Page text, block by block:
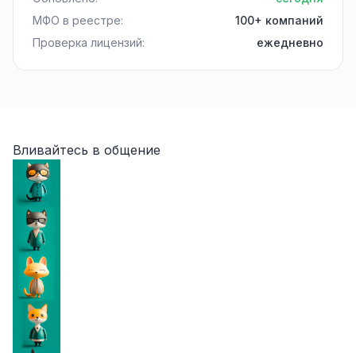
МФО в реестре:
100+ компаний
Проверка лицензий:
ежедневно
Вливайтесь в общение